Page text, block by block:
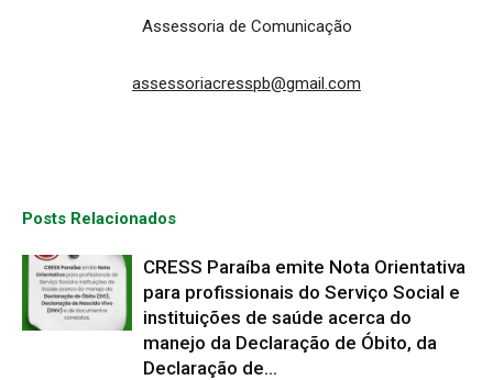
Assessoria de Comunicação
assessoriacresspb@gmail.com
Posts Relacionados
CRESS Paraíba emite Nota Orientativa
para profissionais do Serviço Social e
instituições de saúde acerca do
manejo da Declaração de Óbito, da
Declaração de...